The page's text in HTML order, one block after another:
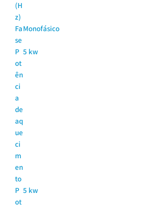
(H
z)
Fa
se
Monofásico
P
ot
ên
ci
a
de
aq
ue
ci
m
en
to
5 kw
P
ot
5 kw